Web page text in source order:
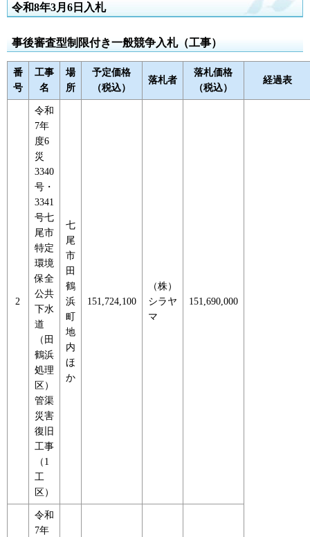
令和8年3月6日入札
事後審査型制限付き一般競争入札（工事）
番
号
工事
名
場
所
予定価格
（税込）
落札者
落札価格
（税込）
経過表
2
令和
7年
度6
災
3340
号・
3341
号七
尾市
特定
環境
保全
公共
下水
道
（田
鶴浜
処理
区）
管渠
災害
復旧
工事
（1
工
区）
七
尾
市
田
鶴
浜
町
地
内
ほ
か
151,724,100
（株）
シラヤ
マ
151,690,000
令和
7年